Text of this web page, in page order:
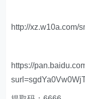
http://xz.w10a.com/
https://